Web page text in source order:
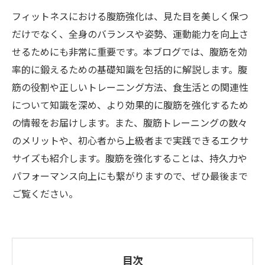
フィットネスにおける腹筋強化は、見た目を美しく保つ
だけでなく、全身のバランスや姿勢、運動能力を向上さ
せるためにも非常に重要です。本ブログでは、腹筋を効
率的に鍛えるための基礎知識を包括的に解説します。腹
筋の役割や正しいトレーニング方法、食生活との関連性
について知識を深め、より効果的に腹筋を強化するため
の情報をお届けします。また、腹筋トレーニングの数々
のメリットや、初心者から上級者まで実践できるエクサ
サイズも紹介します。腹筋を強化することは、持久力や
パフォーマンス向上にも繋がりますので、ぜひ最後まで
ご覧ください。
目次